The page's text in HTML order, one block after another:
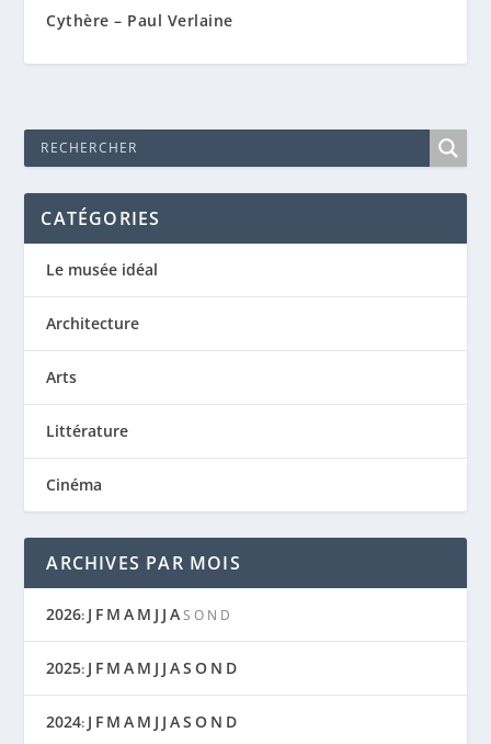
Cythère – Paul Verlaine
CATÉGORIES
Le musée idéal
Architecture
Arts
Littérature
Cinéma
ARCHIVES PAR MOIS
2026: J F M A M J J A S O N D
2025: J F M A M J J AS O N D
2024: J F M A M J J AS O N D